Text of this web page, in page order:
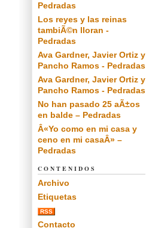
Pedradas
Los reyes y las reinas
tambiÃ©n lloran -
Pedradas
Ava Gardner, Javier Ortiz y
Pancho Ramos - Pedradas
Ava Gardner, Javier Ortiz y
Pancho Ramos - Pedradas
No han pasado 25 aÃ±os
en balde – Pedradas
Â«Yo como en mi casa y
ceno en mi casaÂ» –
Pedradas
CONTENIDOS
Archivo
Etiquetas
RSS
Contacto